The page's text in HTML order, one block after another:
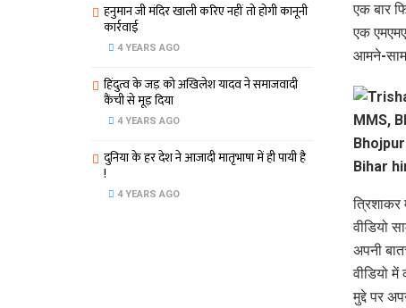
एक बार
एक
आमने-
वीडियो
अपनी
वीडियो
मुद्दे पर
हनुमान जी मंदिर खाली करिए नहीं तो होगी कानूनी
कार्रवाई
4 YEARS AGO
हिंदुत्व के जड़ को अखिलेश यादव ने समाजवादी
कैंची से मूड़ दिया
4 YEARS AGO
दुनिया के हर देश ने आजादी मातृभाषा में ही पायी है
!
4 YEARS AGO